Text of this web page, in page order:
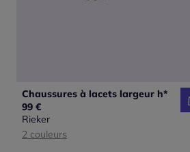
Chaussures à lacets largeur h*
99 €
Rieker
2 couleurs